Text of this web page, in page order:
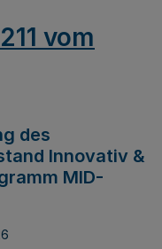
vom
des
Innovativ &
MID-